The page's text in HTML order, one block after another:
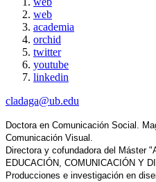
web
academia
orchid
twitter
youtube
linkedin
cladaga@ub.edu
Doctora en Comunicación Social.
Comunicación Visual.
Directora y cofundadora del Máster
EDUCACIÓN, COMUNICACIÓN Y
Producciones e investigación en